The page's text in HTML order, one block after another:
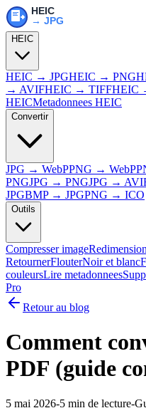
HEIC
HEIC → JPGHEIC → PNG
→ AVIFHEIC → TIFFHEIC
HEICMetadonnees HEIC
Convertir
JPG → WebPPNG → WebP
PNGJPG → PNGJPG →
JPGBMP → JPGPNG → ICO
Outils
Compresser image
RetournerFlouterNoir et blanc
couleursLire metadonnees
Pro
Retour au blog
Comment
PDF (guide
5 mai 2026-5 min de lecture-